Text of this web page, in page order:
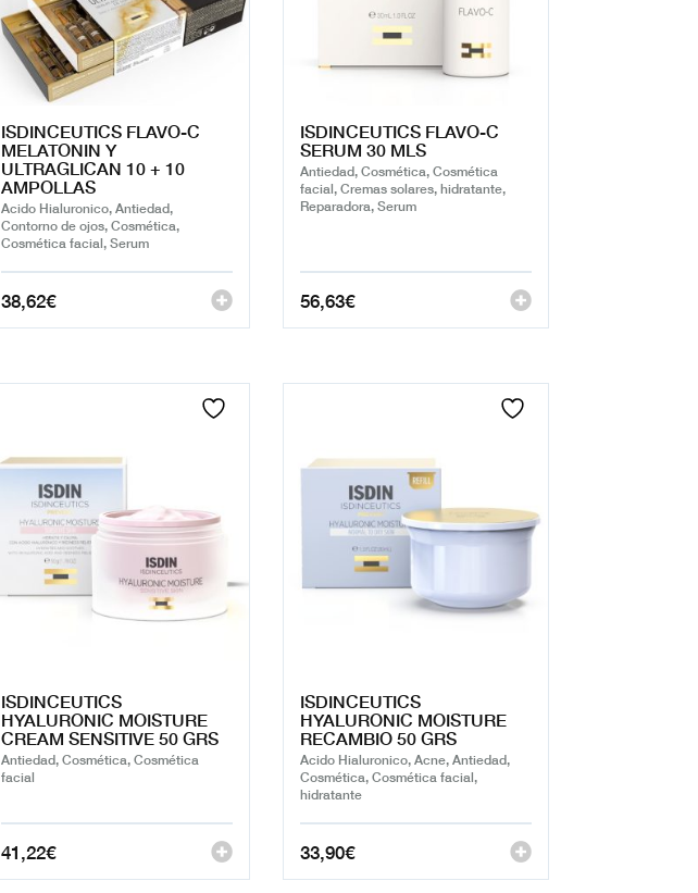
ISDINCEUTICS FLAVO-C
MELATONIN Y
ULTRAGLICAN 10 + 10
AMPOLLAS
Acido Hialuronico, Antiedad,
Contorno de ojos, Cosmética,
Cosmética facial, Serum
38,62€
ISDINCEUTICS FLAVO-C
SERUM 30 MLS
Antiedad, Cosmética, Cosmética
facial, Cremas solares, hidratante,
Reparadora, Serum
56,63€
ISDINCEUTICS
HYALURONIC MOISTURE
CREAM SENSITIVE 50 GRS
Antiedad, Cosmética, Cosmética
facial
41,22€
ISDINCEUTICS
HYALURONIC MOISTURE
RECAMBIO 50 GRS
Acido Hialuronico, Acne, Antiedad,
Cosmética, Cosmética facial,
hidratante
33,90€